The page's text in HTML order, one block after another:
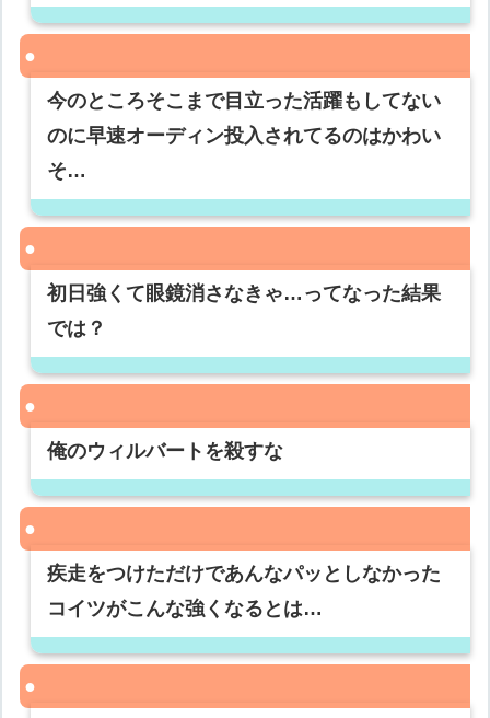
今のところそこまで目立った活躍もしてない
のに早速オーディン投入されてるのはかわい
そ…
初日強くて眼鏡消さなきゃ…ってなった結果
では？
俺のウィルバートを殺すな
疾走をつけただけであんなパッとしなかった
コイツがこんな強くなるとは…